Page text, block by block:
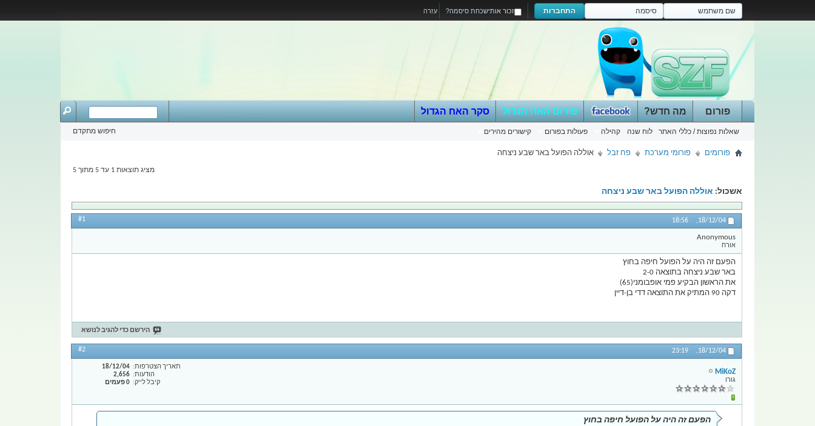
עזרה התחברות זכור אותישכחת סיסמה?
פורום
שאלות נפוצות / כללי האתר לוח שנה קהילה פעולות בפורום קישורים מהירים
מה חדש? פורום האח הגדול סקר האח הגדול
חיפוש מתקדם
פורומים פורומי מערכת פח זבל אוללה הפועל באר שבע ניצחה
מציג תוצאות 1 עד 5 מתוך 5
אשכול: אוללה הפועל באר שבע ניצחה
18/12/04,
18:56
#1
Anonymous
אורח
הפעם זה היה על הפועל חיפה בחוץ
באר שבע ניצחה בתוצאה 2-0
את הראשון הבקיע פמי אופבומני(65)
דקה 90 המתיק את התוצאה דדי בן-דיין
הירשם כדי להגיב לנושא
18/12/04,
23:19
#2
MiKoZ
גורו
תאריך הצטרפות
18/12/04
הודעות
2,656
קיבל לייק
0 פעמים
הפעם זה היה על הפועל חיפה בחוץ